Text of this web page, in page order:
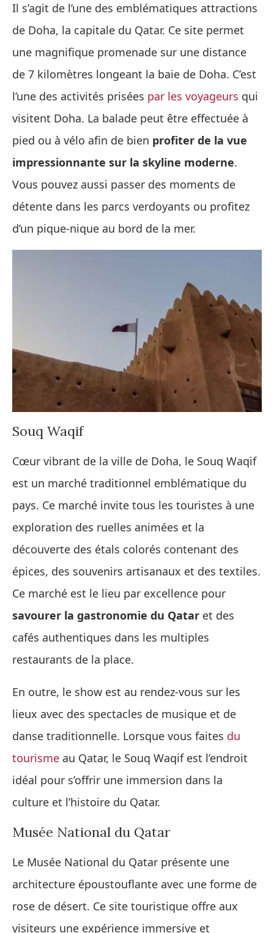
Il s’agit de l’une des emblématiques attractions
de Doha, la capitale du Qatar. Ce site permet
une magnifique promenade sur une distance
de 7 kilomètres longeant la baie de Doha. C’est
l’une des activités prisées par les voyageurs qui
visitent Doha. La balade peut être effectuée à
pied ou à vélo afin de bien profiter de la vue
impressionnante sur la skyline moderne.
Vous pouvez aussi passer des moments de
détente dans les parcs verdoyants ou profitez
d’un pique-nique au bord de la mer.
Souq Waqif
Cœur vibrant de la ville de Doha, le Souq Waqif
est un marché traditionnel emblématique du
pays. Ce marché invite tous les touristes à une
exploration des ruelles animées et la
découverte des étals colorés contenant des
épices, des souvenirs artisanaux et des textiles.
Ce marché est le lieu par excellence pour
savourer la gastronomie du Qatar et des
cafés authentiques dans les multiples
restaurants de la place.
En outre, le show est au rendez-vous sur les
lieux avec des spectacles de musique et de
danse traditionnelle. Lorsque vous faites du
tourisme au Qatar, le Souq Waqif est l’endroit
idéal pour s’offrir une immersion dans la
culture et l’histoire du Qatar.
Musée National du Qatar
Le Musée National du Qatar présente une
architecture époustouflante avec une forme de
rose de désert. Ce site touristique offre aux
visiteurs une expérience immersive et